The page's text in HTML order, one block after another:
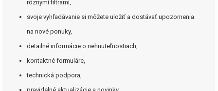
rôznymi filtrami,
svoje vyhľadávanie si môžete uložiť a dostávať upozornenia
na nové ponuky,
detailné informácie o nehnuteľnostiach,
kontaktné formuláre,
technická podpora,